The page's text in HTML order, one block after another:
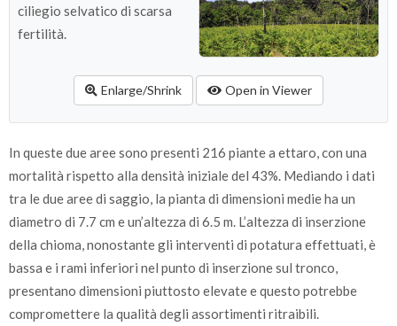
ciliegio selvatico di scarsa
fertilità.
Enlarge/Shrink Open in Viewer
In queste due aree sono presenti 216 piante a ettaro, con una
mortalità rispetto alla densità iniziale del 43%. Mediando i dati
tra le due aree di saggio, la pianta di dimensioni medie ha un
diametro di 7.7 cm e un’altezza di 6.5 m. L’altezza di inserzione
della chioma, nonostante gli interventi di potatura effettuati, è
bassa e i rami inferiori nel punto di inserzione sul tronco,
presentano dimensioni piuttosto elevate e questo potrebbe
compromettere la qualità degli assortimenti ritraibili.